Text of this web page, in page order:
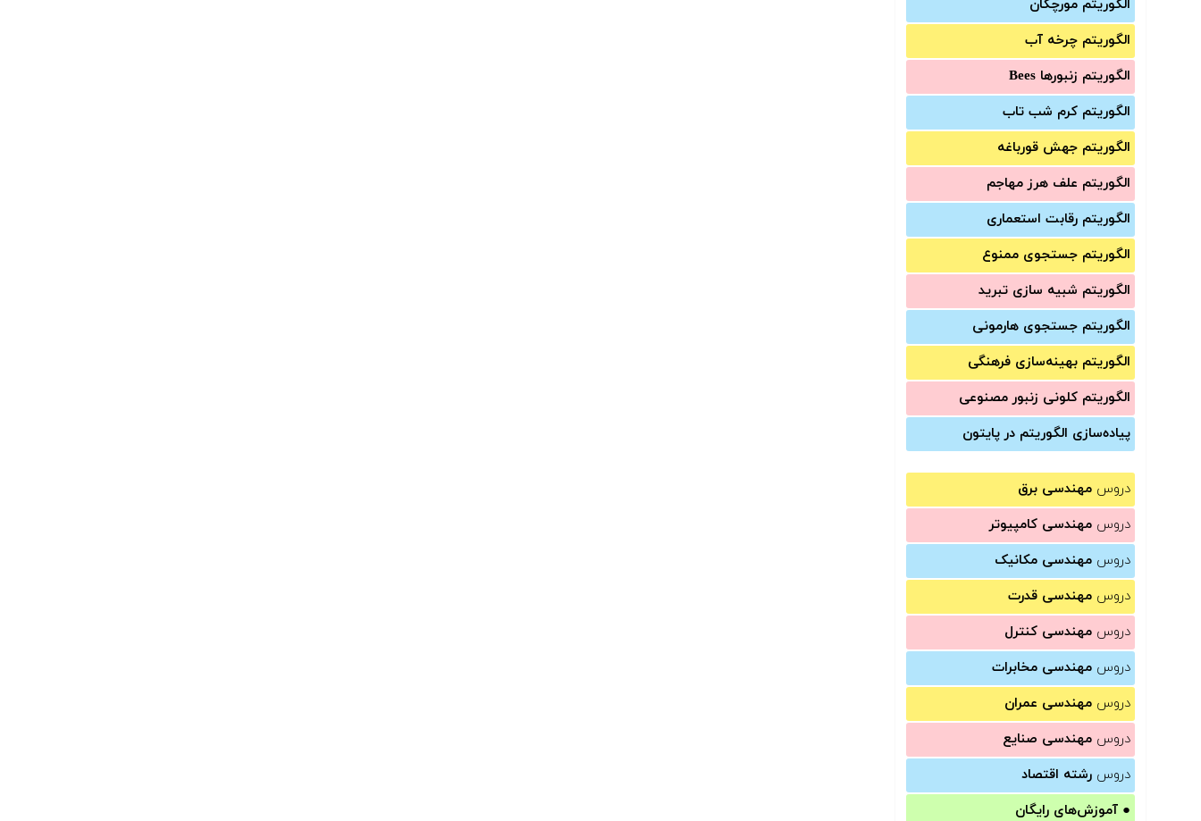
الگوریتم مورچگان
الگوریتم چرخه آب
الگوریتم زنبورها Bees
الگوریتم کرم شب تاب
الگوریتم جهش قورباغه
الگوریتم علف هرز مهاجم
الگوریتم رقابت استعماری
الگوریتم جستجوی ممنوع
الگوریتم شبیه سازی تبرید
الگوریتم جستجوی هارمونی
الگوریتم بهینه‌سازی فرهنگی
الگوریتم کلونی زنبور مصنوعی
پیاده‌سازی الگوریتم در پایتون
دروس مهندسی برق
دروس مهندسی کامپیوتر
دروس مهندسی مکانیک
دروس مهندسی قدرت
دروس مهندسی کنترل
دروس مهندسی مخابرات
دروس مهندسی عمران
دروس مهندسی صنایع
دروس رشته اقتصاد
● آموزش‌های رایگان